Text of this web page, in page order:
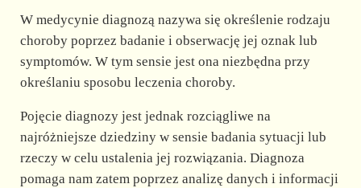
o
W medycynie diagnozą nazywa się określenie rodzaju
choroby poprzez badanie i obserwację jej oznak lub
symptomów. W tym sensie jest ona niezbędna przy
określaniu sposobu leczenia choroby.
Pojęcie diagnozy jest jednak rozciągliwe na
najróżniejsze dziedziny w sensie badania sytuacji lub
rzeczy w celu ustalenia jej rozwiązania. Diagnoza
pomaga nam zatem poprzez analizę danych i informacji